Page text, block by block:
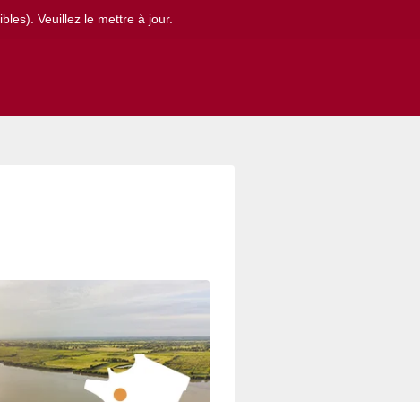
Veuillez le mettre à jour.